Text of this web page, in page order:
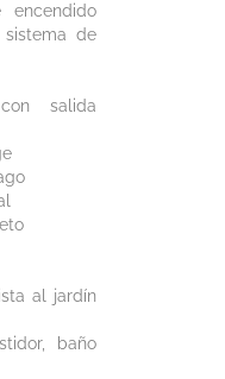
encendido
de
salida
al jardín
baño